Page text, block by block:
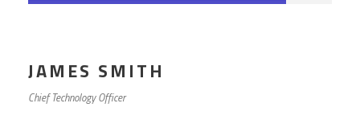
JAMES SMITH
Chief Technology Officer